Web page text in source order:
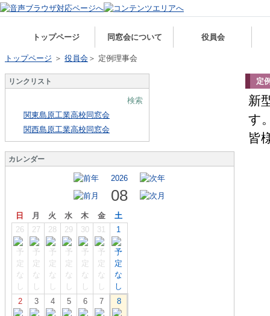
トップページ 同窓会について 役員会
トップページ ＞ 役員会 ＞ 定例理事会
リンクリスト
検索
関東島原工業高校同窓会
関西島原工業高校同窓会
カレンダー
2026
08
日 月 火 水 木 金
土
26
27 28 29 30 31 1
2 3 4 5 6 7 8
定
新
す
皆